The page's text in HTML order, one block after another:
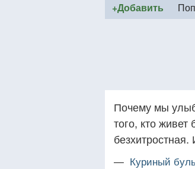
+Добавить
Почему мы
того, кто
— Куриный